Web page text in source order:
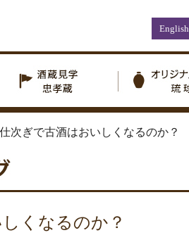
English
仕次ぎで古酒はおいしくなるのか？
くなるのか？